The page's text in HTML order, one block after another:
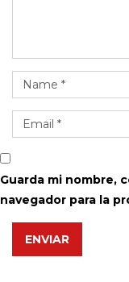
Guarda mi nombre,
navegador para la
ENVIAR